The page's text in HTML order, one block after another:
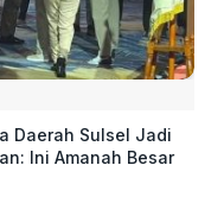
Daerah Sulsel Jadi
Ini Amanah Besar